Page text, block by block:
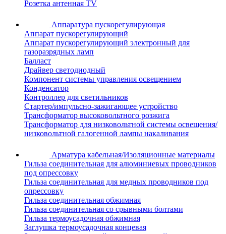
Розетка антенная TV
Аппаратура пускорегулирующая
Аппарат пускорегулирующий
Аппарат пускорегулирующий электронный для
газоразрядных ламп
Балласт
Драйвер светодиодный
Компонент системы управления освещением
Конденсатор
Контроллер для светильников
Стартер/импульсно-зажигающее устройство
Трансформатор высоковольтного розжига
Трансформатор для низковольтной системы освещения/
низковольтной галогенной лампы накаливания
Арматура кабельная/Изоляционные материалы
Гильза соединительная для алюминиевых проводников
под опрессовку
Гильза соединительная для медных проводников под
опрессовку
Гильза соединительная обжимная
Гильза соединительная со срывными болтами
Гильза термоусадочная обжимная
Заглушка термоусадочная концевая